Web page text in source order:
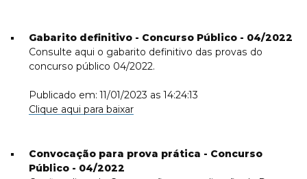
Gabarito definitivo - Concurso Público - 04/2022
Consulte aqui o gabarito definitivo das provas do
concurso público 04/2022.
Publicado em: 11/01/2023 as 14:24:13
Clique aqui para baixar
Convocação para prova prática - Concurso
Público - 04/2022